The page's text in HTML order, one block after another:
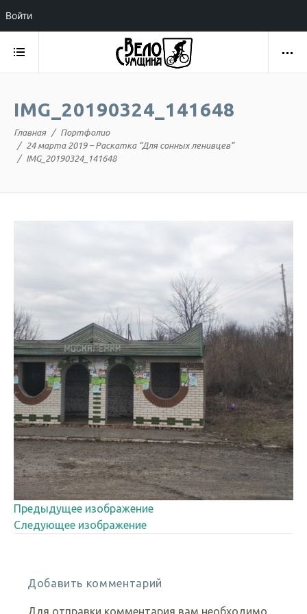
IMG_20190324_141648
Главная
Портфолио
24 марта 2019 – Раскатка “Для сонных ленивцев”
IMG_20190324_141648
Предыдущее изображение
Следующее изображение
Добавить комментарий
Для отправки комментария вам необходимо
Войти